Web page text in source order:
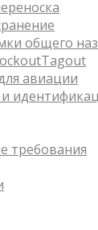
общего
авиации
требования